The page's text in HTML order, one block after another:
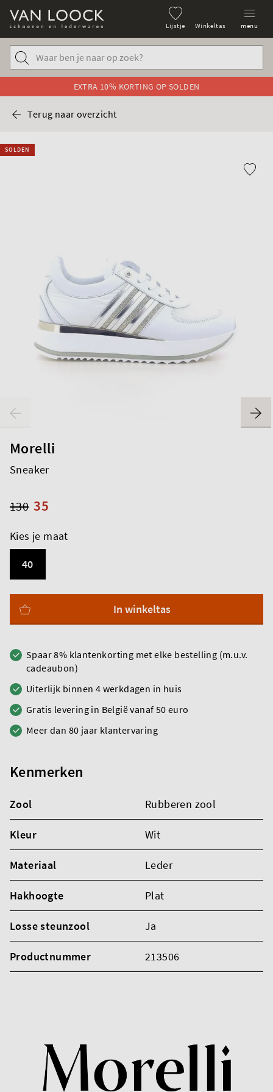
Lijstje Winkeltas menu
EXTRA 10% KORTING OP SOLDEN
Terug naar overzicht
SOLDEN
Morelli
Sneaker
35
130
Kies je maat
40
In winkeltas
Spaar 8% klantenkorting met elke bestelling (m.u.v.
cadeaubon)
Uiterlijk binnen 4 werkdagen in huis
Gratis levering in België vanaf 50 euro
Meer dan 80 jaar klantervaring
Kenmerken
Zool Rubberen zool
Kleur Wit
Materiaal Leder
Hakhoogte Plat
Losse steunzool Ja
Productnummer 213506